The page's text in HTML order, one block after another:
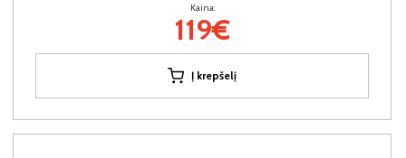
Kaina:
119€
Į krepšelį